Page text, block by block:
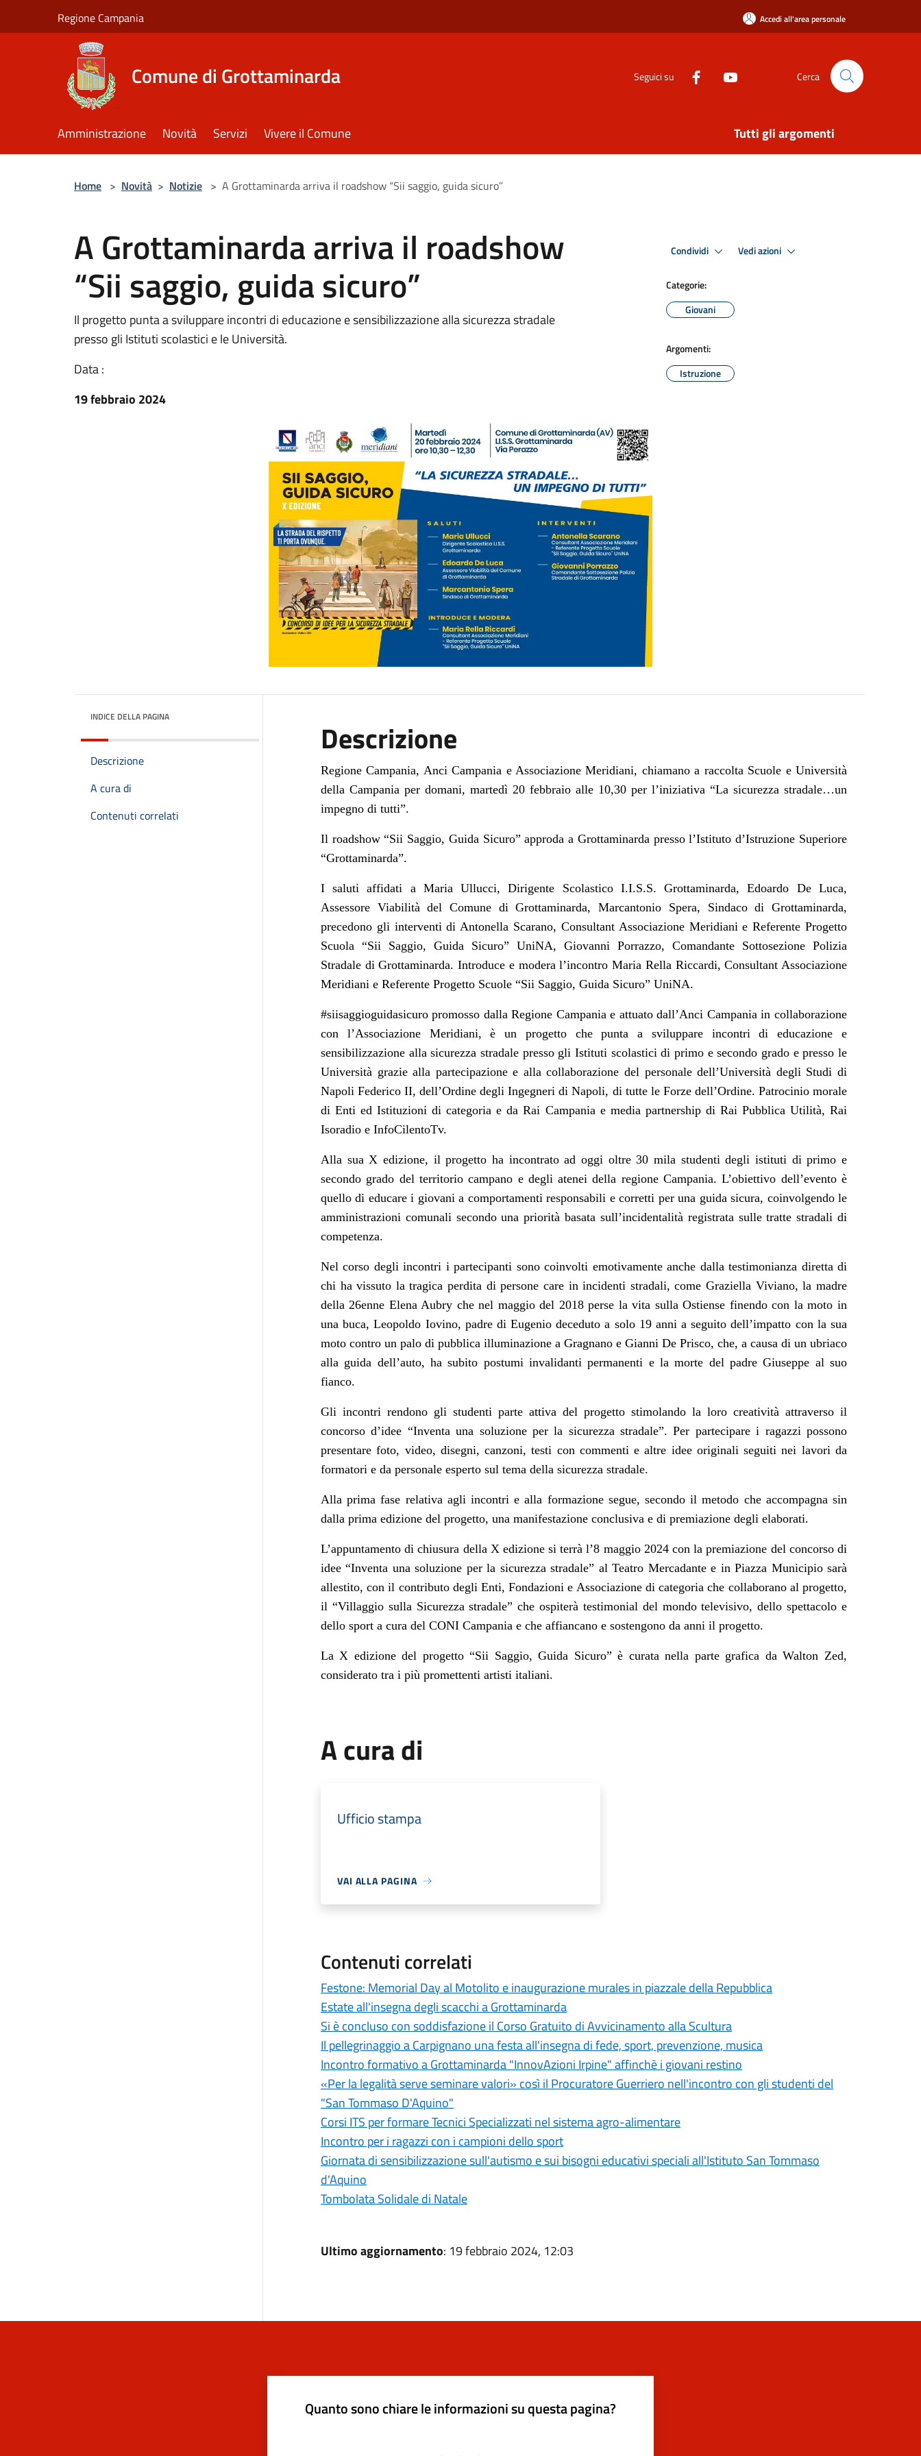
Regione Campania Accedi all'area personale
Comune di Grottaminarda Seguici su Cerca
Amministrazione Novità Servizi Vivere il Comune Tutti gli argomenti
Home > Novità > Notizie > A Grottaminarda arriva il roadshow “Sii saggio, guida sicuro”
A Grottaminarda arriva il roadshow
“Sii saggio, guida sicuro”
Il progetto punta a sviluppare incontri di educazione e sensibilizzazione alla sicurezza stradale
presso gli Istituti scolastici e le Università.
Data :
19 febbraio 2024
Condividi Vedi azioni
Categorie:
Giovani
Argomenti:
Istruzione
INDICE DELLA PAGINA
Descrizione
A cura di
Contenuti correlati
Descrizione
Regione Campania, Anci Campania e Associazione Meridiani, chiamano a raccolta Scuole e Università
della Campania per domani, martedì 20 febbraio alle 10,30 per l’iniziativa “La sicurezza stradale…un
impegno di tutti”.
Il roadshow “Sii Saggio, Guida Sicuro” approda a Grottaminarda presso l’Istituto d’Istruzione Superiore
“Grottaminarda”.
I saluti affidati a Maria Ullucci, Dirigente Scolastico I.I.S.S. Grottaminarda, Edoardo De Luca,
Assessore Viabilità del Comune di Grottaminarda, Marcantonio Spera, Sindaco di Grottaminarda,
precedono gli interventi di Antonella Scarano, Consultant Associazione Meridiani e Referente Progetto
Scuola “Sii Saggio, Guida Sicuro” UniNA, Giovanni Porrazzo, Comandante Sottosezione Polizia
Stradale di Grottaminarda. Introduce e modera l’incontro Maria Rella Riccardi, Consultant Associazione
Meridiani e Referente Progetto Scuole “Sii Saggio, Guida Sicuro” UniNA.
#siisaggioguidasicuro promosso dalla Regione Campania e attuato dall’Anci Campania in collaborazione
con l’Associazione Meridiani, è un progetto che punta a sviluppare incontri di educazione e
sensibilizzazione alla sicurezza stradale presso gli Istituti scolastici di primo e secondo grado e presso le
Università grazie alla partecipazione e alla collaborazione del personale dell’Università degli Studi di
Napoli Federico II, dell’Ordine degli Ingegneri di Napoli, di tutte le Forze dell’Ordine. Patrocinio morale
di Enti ed Istituzioni di categoria e da Rai Campania e media partnership di Rai Pubblica Utilità, Rai
Isoradio e InfoCilentoTv.
Alla sua X edizione, il progetto ha incontrato ad oggi oltre 30 mila studenti degli istituti di primo e
secondo grado del territorio campano e degli atenei della regione Campania. L’obiettivo dell’evento è
quello di educare i giovani a comportamenti responsabili e corretti per una guida sicura, coinvolgendo le
amministrazioni comunali secondo una priorità basata sull’incidentalità registrata sulle tratte stradali di
competenza.
Nel corso degli incontri i partecipanti sono coinvolti emotivamente anche dalla testimonianza diretta di
chi ha vissuto la tragica perdita di persone care in incidenti stradali, come Graziella Viviano, la madre
della 26enne Elena Aubry che nel maggio del 2018 perse la vita sulla Ostiense finendo con la moto in
una buca, Leopoldo Iovino, padre di Eugenio deceduto a solo 19 anni a seguito dell’impatto con la sua
moto contro un palo di pubblica illuminazione a Gragnano e Gianni De Prisco, che, a causa di un ubriaco
alla guida dell’auto, ha subito postumi invalidanti permanenti e la morte del padre Giuseppe al suo
fianco.
Gli incontri rendono gli studenti parte attiva del progetto stimolando la loro creatività attraverso il
concorso d’idee “Inventa una soluzione per la sicurezza stradale”. Per partecipare i ragazzi possono
presentare foto, video, disegni, canzoni, testi con commenti e altre idee originali seguiti nei lavori da
formatori e da personale esperto sul tema della sicurezza stradale.
Alla prima fase relativa agli incontri e alla formazione segue, secondo il metodo che accompagna sin
dalla prima edizione del progetto, una manifestazione conclusiva e di premiazione degli elaborati.
L’appuntamento di chiusura della X edizione si terrà l’8 maggio 2024 con la premiazione del concorso di
idee “Inventa una soluzione per la sicurezza stradale” al Teatro Mercadante e in Piazza Municipio sarà
allestito, con il contributo degli Enti, Fondazioni e Associazione di categoria che collaborano al progetto,
il “Villaggio sulla Sicurezza stradale” che ospiterà testimonial del mondo televisivo, dello spettacolo e
dello sport a cura del CONI Campania e che affiancano e sostengono da anni il progetto.
La X edizione del progetto “Sii Saggio, Guida Sicuro” è curata nella parte grafica da Walton Zed,
considerato tra i più promettenti artisti italiani.
A cura di
Ufficio stampa
VAI ALLA PAGINA
Contenuti correlati
Festone: Memorial Day al Motolito e inaugurazione murales in piazzale della Repubblica
Estate all'insegna degli scacchi a Grottaminarda
Si è concluso con soddisfazione il Corso Gratuito di Avvicinamento alla Scultura
Il pellegrinaggio a Carpignano una festa all'insegna di fede, sport, prevenzione, musica
Incontro formativo a Grottaminarda "InnovAzioni Irpine" affinchè i giovani restino
«Per la legalità serve seminare valori» così il Procuratore Guerriero nell'incontro con gli studenti del
"San Tommaso D'Aquino"
Corsi ITS per formare Tecnici Specializzati nel sistema agro-alimentare
Incontro per i ragazzi con i campioni dello sport
Giornata di sensibilizzazione sull'autismo e sui bisogni educativi speciali all'Istituto San Tommaso
d'Aquino
Tombolata Solidale di Natale
Ultimo aggiornamento: 19 febbraio 2024, 12:03
Quanto sono chiare le informazioni su questa pagina?